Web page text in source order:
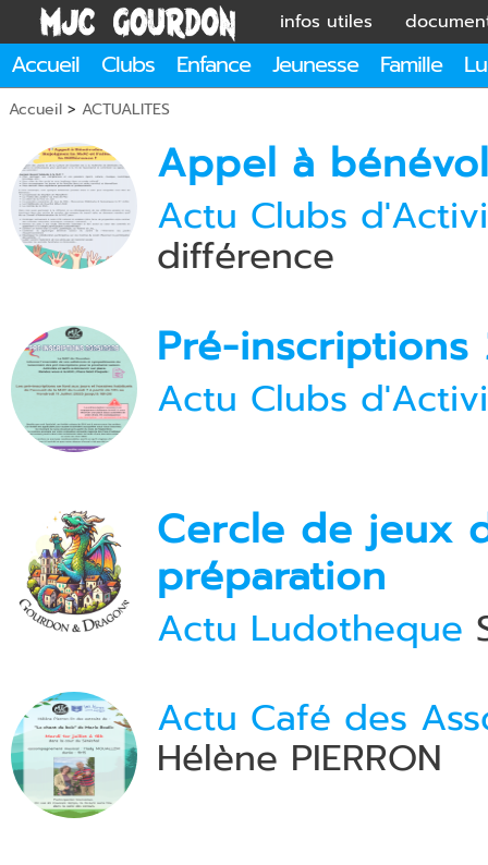
infos utiles
Accueil Clubs Enfance Jeunesse Famille
Accueil > ACTUALITES
Appel à
Actu Clubs
différence
Pré-
Actu Clubs
Cercle de jeux
préparation
Actu Ludotheque
Actu Café des
Hélène PIERRON